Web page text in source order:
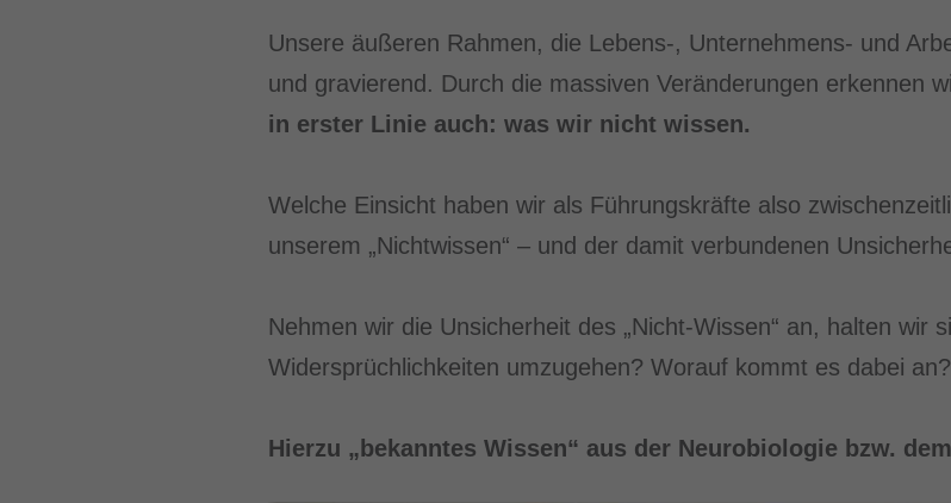
Unsere äußeren Rahmen, die Lebens-, Unternehmens- und
und gravierend. Durch die massiven Veränderungen erkennen
in erster Linie auch: was wir nicht wissen.
Welche Einsicht haben wir als Führungskräfte also
unserem „Nichtwissen“ – und der damit verbundenen
Nehmen wir die Unsicherheit des „Nicht-Wissen“ an, halten wir
Widersprüchlichkeiten umzugehen? Worauf kommt es dabei an?
Hierzu „bekanntes Wissen“ aus der Neurobiologie bzw.